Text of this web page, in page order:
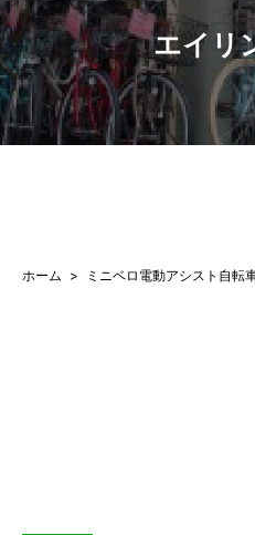
エイリ
ホーム ミニベロ電動アシスト自転